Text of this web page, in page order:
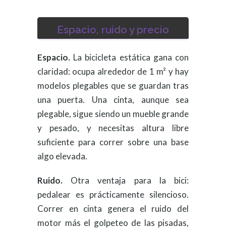
Espacio, ruido y precio
Espacio. La bicicleta estática gana con
claridad: ocupa alrededor de 1 m² y hay
modelos plegables que se guardan tras
una puerta. Una cinta, aunque sea
plegable, sigue siendo un mueble grande
y pesado, y necesitas altura libre
suficiente para correr sobre una base
algo elevada.
Ruido. Otra ventaja para la bici:
pedalear es prácticamente silencioso.
Correr en cinta genera el ruido del
motor más el golpeteo de las pisadas,